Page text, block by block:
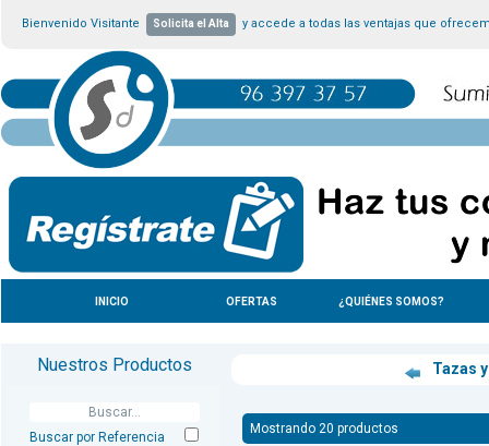
Bienvenido Visitante Solicita el Alta y accede a todas las ventajas que
INICIO OFERTAS ¿QUIÉNES SOMOS?
Nuestros Productos
Buscar por Referencia
Tazas
Mostrando 20 productos